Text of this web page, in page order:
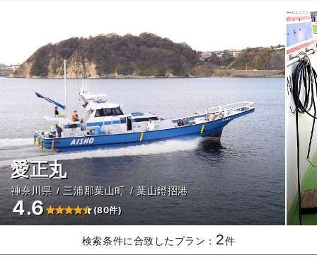
愛正丸
神奈川県 三浦郡葉山町 葉山鐙摺港
4.6 (80件)
検索条件に合致したプラン： 2件